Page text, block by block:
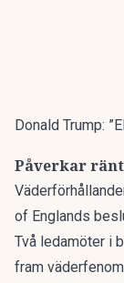
Donald Trump:
Påverkar
of Englands
Två ledamöter i
fram